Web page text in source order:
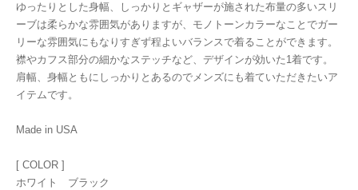
ゆったりとした身幅、しっかりとギャザーが施された布量の多いスリ
ーブは柔らかな雰囲気がありますが、モノトーンカラーなことでガー
リーな雰囲気にもなりすぎず程よいバランスで着ることができます。
襟やカフス部分の細かなステッチなど、デザインが効いた1着です。
肩幅、身幅ともにしっかりとあるのでメンズにも着ていただきたいア
イテムです。
Made in USA
[ COLOR ]
ホワイト ブラック